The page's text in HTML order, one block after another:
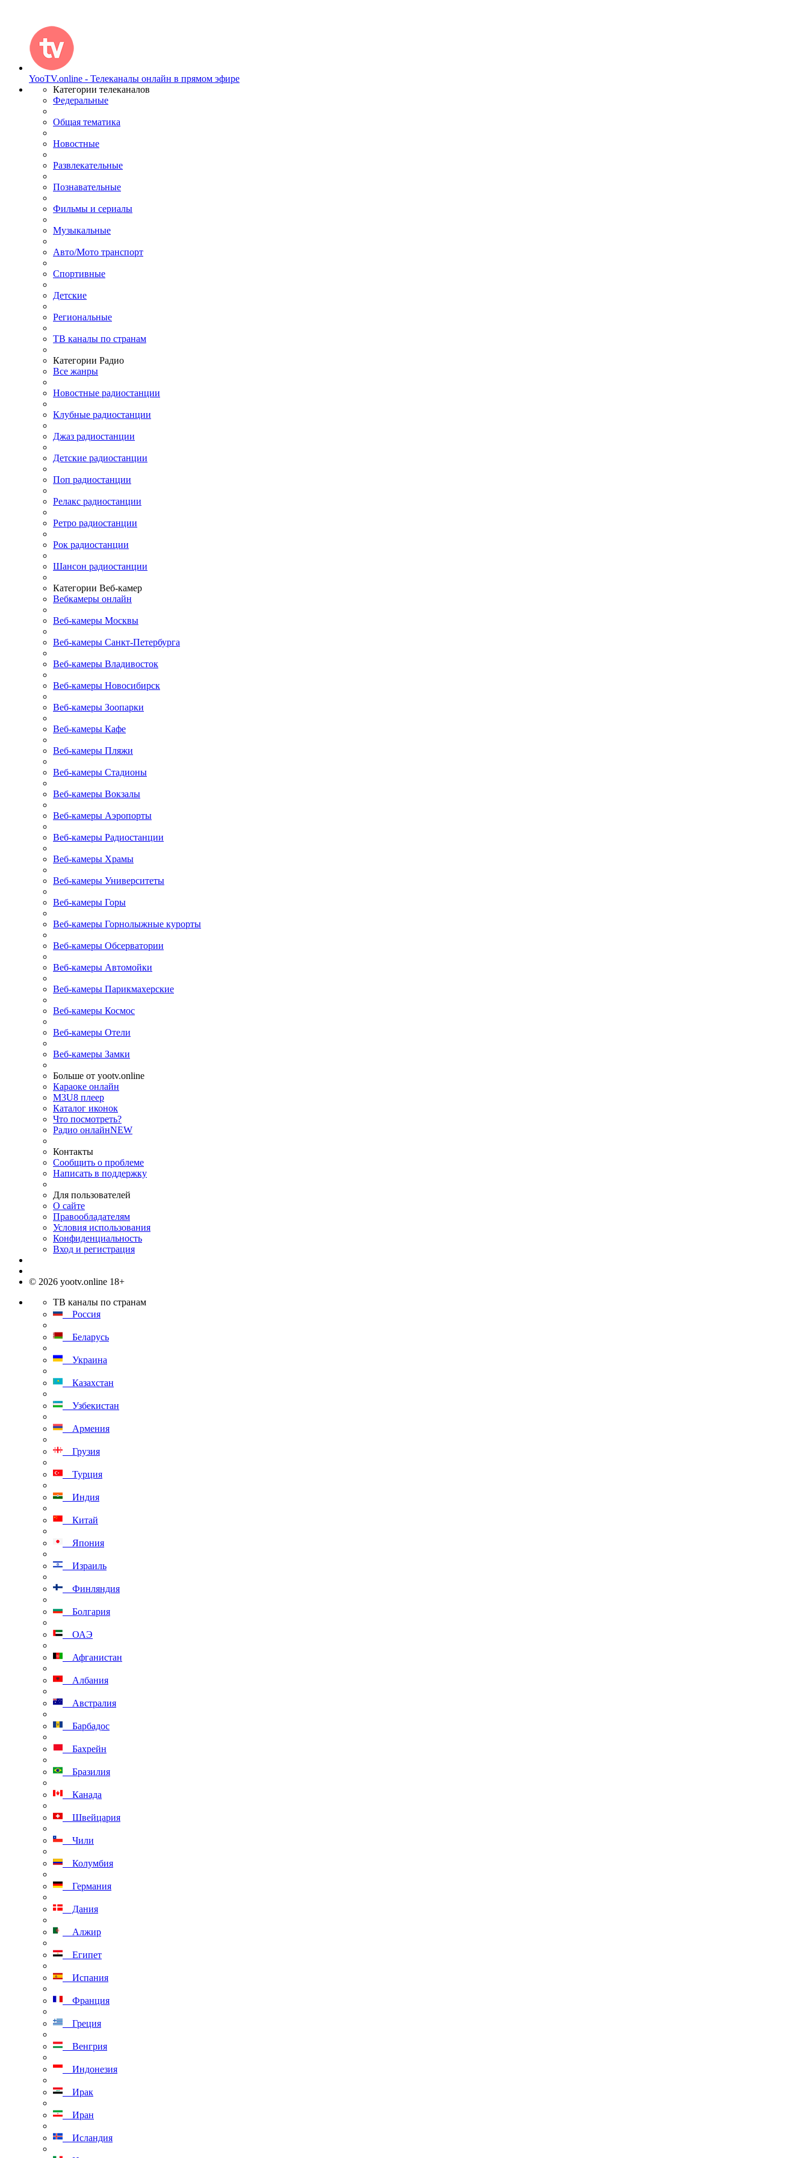
YooTV.online - Телеканалы онлайн в прямом эфире
Категории телеканалов
Федеральные
Общая тематика
Новостные
Развлекательные
Познавательные
Фильмы и сериалы
Музыкальные
Авто/Мото транспорт
Спортивные
Детские
Региональные
ТВ каналы по странам
Категории Радио
Все жанры
Новостные радиостанции
Клубные радиостанции
Джаз радиостанции
Детские радиостанции
Поп радиостанции
Релакс радиостанции
Ретро радиостанции
Рок радиостанции
Шансон радиостанции
Категории Веб-камер
Вебкамеры онлайн
Веб-камеры Москвы
Веб-камеры Санкт-Петербурга
Веб-камеры Владивосток
Веб-камеры Новосибирск
Веб-камеры Зоопарки
Веб-камеры Кафе
Веб-камеры Пляжи
Веб-камеры Стадионы
Веб-камеры Вокзалы
Веб-камеры Аэропорты
Веб-камеры Радиостанции
Веб-камеры Храмы
Веб-камеры Университеты
Веб-камеры Горы
Веб-камеры Горнолыжные курорты
Веб-камеры Обсерватории
Веб-камеры Автомойки
Веб-камеры Парикмахерские
Веб-камеры Космос
Веб-камеры Отели
Веб-камеры Замки
Больше от yootv.online
Караоке онлайн
M3U8 плеер
Каталог иконок
Что посмотреть?
Радио онлайнNEW
Контакты
Сообщить о проблеме
Написать в поддержку
Для пользователей
О сайте
Правообладателям
Условия использования
Конфиденциальность
Вход и регистрация
© 2026 yootv.online 18+
ТВ каналы по странам
Россия
Беларусь
Украина
Казахстан
Узбекистан
Армения
Грузия
Турция
Индия
Китай
Япония
Израиль
Финляндия
Болгария
ОАЭ
Афганистан
Албания
Австралия
Барбадос
Бахрейн
Бразилия
Канада
Швейцария
Чили
Колумбия
Германия
Дания
Алжир
Египет
Испания
Франция
Греция
Венгрия
Индонезия
Ирак
Иран
Исландия